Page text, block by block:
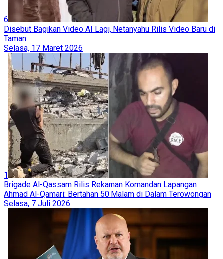
6
Disebut Bagikan Video AI Lagi, Netanyahu Rilis Video Baru di
Taman
Selasa, 17 Maret 2026
1
Brigade Al-Qassam Rilis Rekaman Komandan Lapangan
Ahmad Al-Qamari: Bertahan 50 Malam di Dalam Terowongan
Selasa, 7 Juli 2026